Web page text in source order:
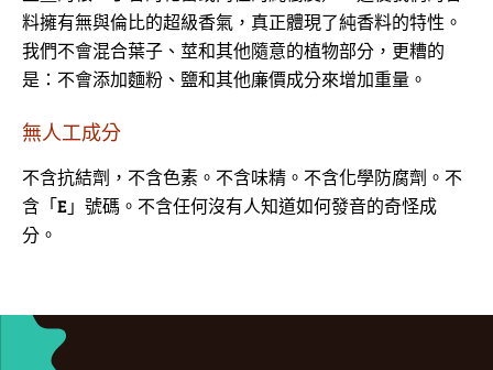
料擁有無與倫比的超級香氣，真正體現了純香料的特性。
我們不會混合葉子、莖和其他隨意的植物部分，更糟的
是：不會添加麵粉、鹽和其他廉價成分來增加重量。
無人工成分
不含抗結劑，不含色素。不含味精。不含化學防腐劑。不
含「E」號碼。不含任何沒有人知道如何發音的奇怪成
分。